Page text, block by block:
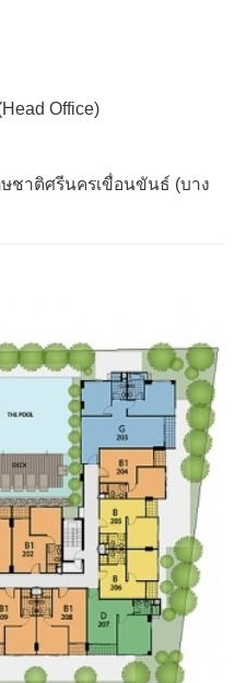
Office)
ชาติศรีนครเขื่อนขันธ์ (บาง